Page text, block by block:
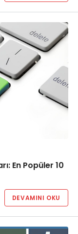
En Popüler 10
DEVAMINI OKU